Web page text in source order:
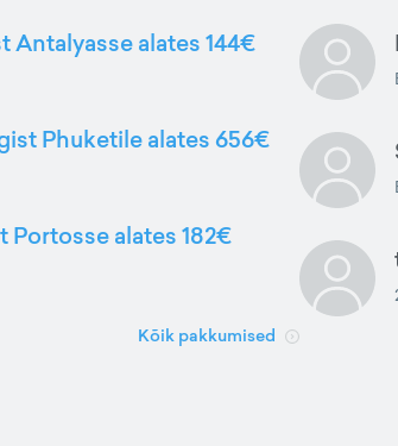
alates 144€
Phuketile alates 656€
alates 182€
Kõik pakkumised